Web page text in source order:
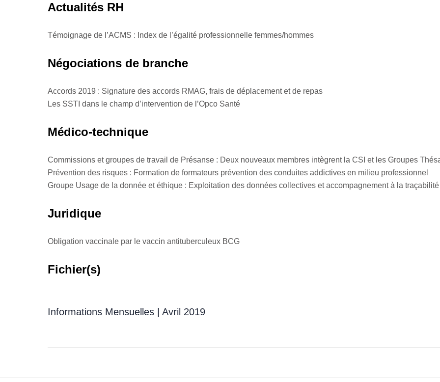
Actualités RH
Témoignage de l’ACMS : Index de l’égalité professionnelle femmes/hommes
Négociations de branche
Accords 2019 : Signature des accords RMAG, frais de déplacement et de repas
Les SSTI dans le champ d’intervention de l’Opco Santé
Médico-technique
Commissions et groupes de travail de Présanse : Deux nouveaux membres intègrent la CSI et les Groupes
Prévention des risques : Formation de formateurs prévention des conduites addictives en milieu professionnel
Groupe Usage de la donnée et éthique : Exploitation des données collectives et accompagnement à la
Juridique
Obligation vaccinale par le vaccin antituberculeux BCG
Fichier(s)
Informations Mensuelles | Avril 2019